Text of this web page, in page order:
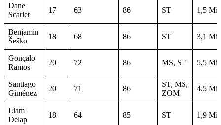
Dane
Scarlet
17 63 86 ST 1,5
Benjamin
Šeško
18 68 86 ST 3,1
Gonçalo
Ramos
20 72 86 MS, ST 5,5
Santiago
Giménez
20 71 86
ST, MS,
ZOM
4,5
Liam
Delap
18 64 85 ST 1,9